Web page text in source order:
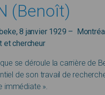
(Benoît)
8 janvier 1929 –
et chercheur
se déroule la carrière de
de son travail de
immédiate ».